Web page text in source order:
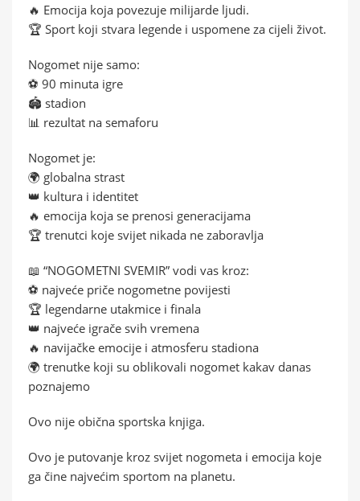
🔥 Emocija koja povezuje milijarde ljudi.
🏆 Sport koji stvara legende i uspomene za cijeli život.
Nogomet nije samo:
⚽ 90 minuta igre
🏟️ stadion
📊 rezultat na semaforu
Nogomet je:
🌍 globalna strast
👑 kultura i identitet
🔥 emocija koja se prenosi generacijama
🏆 trenutci koje svijet nikada ne zaboravlja
📖 “NOGOMETNI SVEMIR” vodi vas kroz:
⚽ najveće priče nogometne povijesti
🏆 legendarne utakmice i finala
👑 najveće igrače svih vremena
🔥 navijačke emocije i atmosferu stadiona
🌍 trenutke koji su oblikovali nogomet kakav danas
poznajemo
Ovo nije obična sportska knjiga.
Ovo je putovanje kroz svijet nogometa i emocija koje
ga čine najvećim sportom na planetu.